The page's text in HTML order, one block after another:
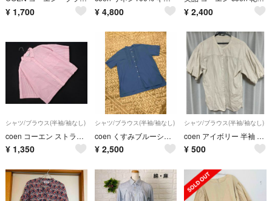
¥ 1,700 ¥ 4,800 ¥ 2,400
シャツ/ブラウス(半袖/袖なし)
coen コーエン ストライプ 半袖 ブラウス シャツ sizeM/白ｘピンク ■◆ レディース
¥ 1,350
シャツ/ブラウス(半袖/袖なし)
coen くすみブルーシャツ
¥ 2,500
シャツ/ブラウス(半袖/袖なし)
coen アイボリー 半袖 トップス Mサイズ
¥ 500